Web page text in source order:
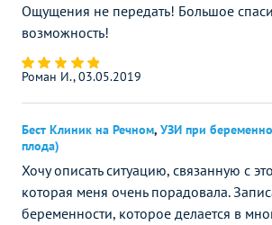
Ощущения не передать! Большое
возможность!
Роман И., 03.05.2019
Бест Клиник на Речном, УЗИ при
плода)
Хочу описать ситуацию, связанную с
которая меня очень порадовала.
беременности, которое делается в